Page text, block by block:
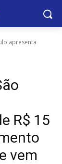
apresenta
R$ 15
vem